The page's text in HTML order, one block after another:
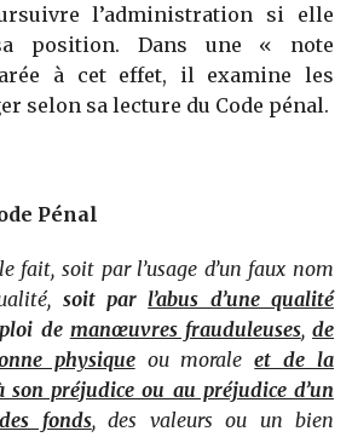
l’administration si elle
position. Dans une « note
à cet effet, il examine les
selon sa lecture du Code pénal.
Pénal
fait, soit par l’usage d’un faux nom
soit parl’abus d’une qualité
de manœuvres frauduleuses,de
physique ou moraleet de la
préjudice ou au préjudice d’un
fonds, des valeurs ou un bien